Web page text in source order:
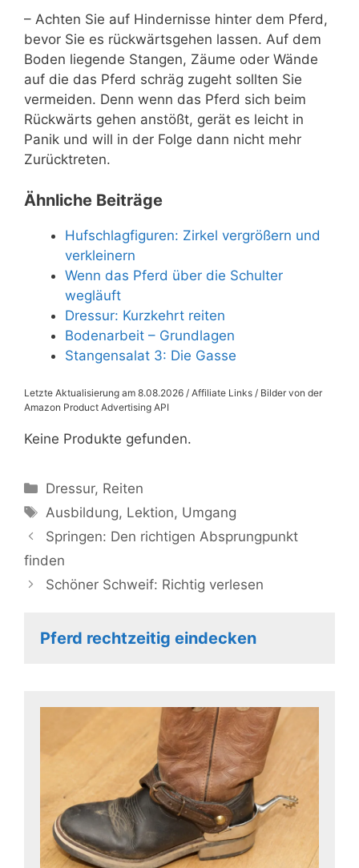
– Achten Sie auf Hindernisse hinter dem Pferd,
bevor Sie es rückwärtsgehen lassen. Auf dem
Boden liegende Stangen, Zäume oder Wände
auf die das Pferd schräg zugeht sollten Sie
vermeiden. Denn wenn das Pferd sich beim
Rückwärts gehen anstößt, gerät es leicht in
Panik und will in der Folge dann nicht mehr
Zurücktreten.
Ähnliche Beiträge
Hufschlagfiguren: Zirkel vergrößern und
verkleinern
Wenn das Pferd über die Schulter
wegläuft
Dressur: Kurzkehrt reiten
Bodenarbeit – Grundlagen
Stangensalat 3: Die Gasse
Letzte Aktualisierung am 8.08.2026 / Affiliate Links / Bilder von der
Amazon Product Advertising API
Keine Produkte gefunden.
Kategorien
Dressur, Reiten
Schlagwörter
Ausbildung, Lektion, Umgang
Springen: Den richtigen Absprungpunkt
finden
Schöner Schweif: Richtig verlesen
Pferd rechtzeitig eindecken